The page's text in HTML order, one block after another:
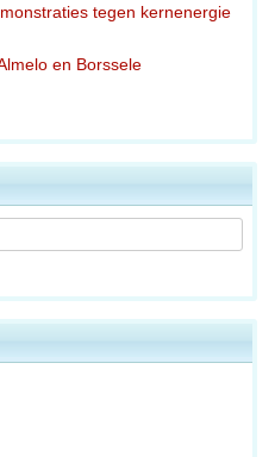
tegen kernenergie
en Borssele